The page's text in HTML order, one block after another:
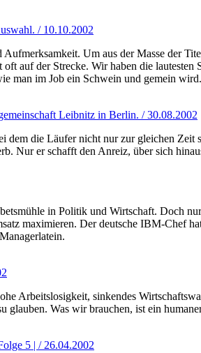
/ 10.10.2002
Um aus der Masse der
auf der Strecke. Wir haben die
man im Job ein Schwein und gemein wird.
Leibnitz in Berlin. / 30.08.2002
die Läufer nicht nur zur gleichen
Nur er schafft den Anreiz, über sich
in Politik und Wirtschaft. Doch
maximieren. Der deutsche IBM-Chef
Arbeitslosigkeit, sinkendes
glauben. Was wir brauchen, ist ein
5 | / 26.04.2002